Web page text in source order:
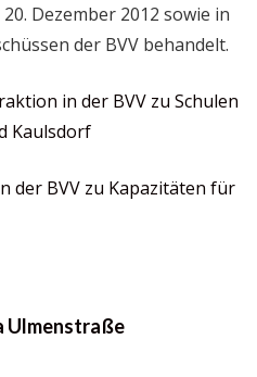
Dezember 2012 sowie in
der BVV behandelt.
in der BVV zu Schulen
Kaulsdorf
der BVV zu Kapazitäten für
Ulmenstraße